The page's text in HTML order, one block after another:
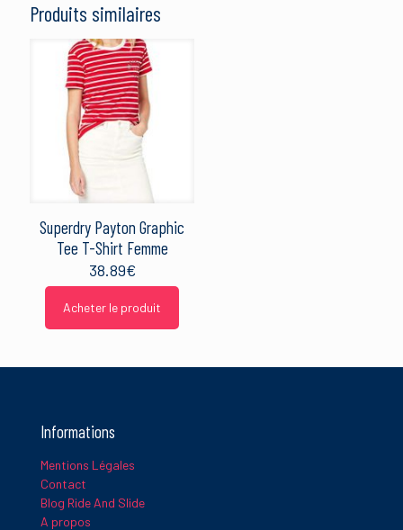
Produits similaires
Superdry Payton Graphic
Tee T-Shirt Femme
38.89€
Acheter le produit
Informations
Mentions Légales
Contact
Blog Ride And Slide
A propos